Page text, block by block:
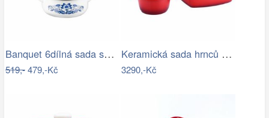
Banquet 6dílná sada smaltovaných hrnců…
519,-479,-Kč
Keramická sada hrnců K16202428, sada 8…
3290,-Kč